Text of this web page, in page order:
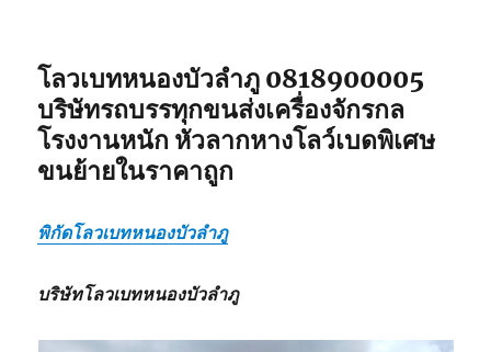
โลวเบทหนองบัวลำภู 0818900005
บริษัทรถบรรทุกขนส่งเครื่องจักรกล
โรงงานหนัก หัวลากหางโลว์เบดพิเศษ
ขนย้ายในราคาถูก
พิกัดโลวเบทหนองบัวลำภู
บริษัทโลวเบทหนองบัวลำภู